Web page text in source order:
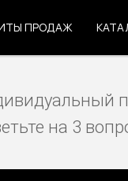
на 3
ПРОДАЖ